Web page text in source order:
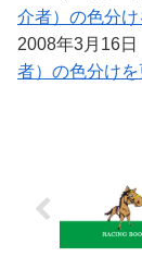
介者）の色分
2008年3月16
者）の色分け